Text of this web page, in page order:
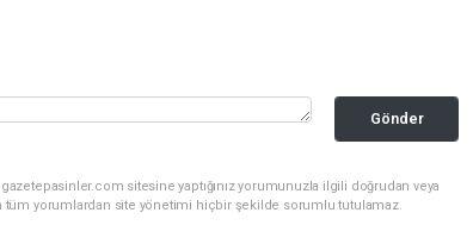
Gönder
sitesine yaptığınız yorumunuzla ilgili doğrudan veya
tüm yorumlardan site yönetimi hiçbir şekilde sorumlu tutulamaz.